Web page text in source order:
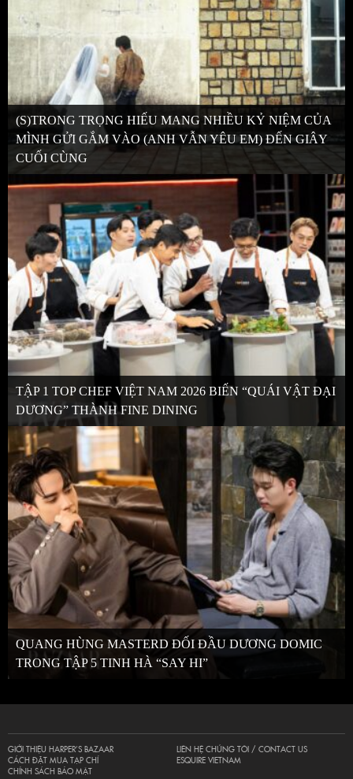
(S)TRONG TRỌNG HIẾU MANG NHIỀU KỶ NIỆM CỦA
MÌNH GỬI GẮM VÀO (ANH VẪN YÊU EM) ĐẾN GIÂY
CUỐI CÙNG
TẬP 1 TOP CHEF VIỆT NAM 2026 BIẾN “QUÁI VẬT ĐẠI
DƯƠNG” THÀNH FINE DINING
QUANG HÙNG MASTERD ĐỐI ĐẦU DƯƠNG DOMIC
TRONG TẬP 5 TINH HÀ “SAY HI”
GIỚI THIỆU HARPER’S BAZAAR
CÁCH ĐẶT MUA TẠP CHÍ
CHÍNH SÁCH BẢO MẬT
LIÊN HỆ CHÚNG TÔI / CONTACT US
ESQUIRE VIETNAM